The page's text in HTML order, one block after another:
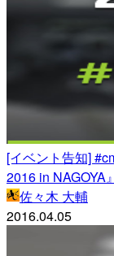
[イベント告知]
2016 in NAGOYA
佐々木 大輔
2016.04.05